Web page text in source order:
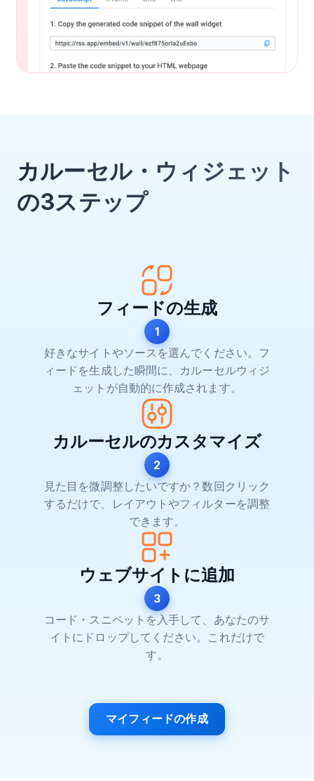
カルーセル・ウィジェット
の3ステップ
フィードの生成
1
好きなサイトやソースを選んでください。フ
ィードを生成した瞬間に、カルーセルウィジ
ェットが自動的に作成されます。
カルーセルのカスタマイズ
2
見た目を微調整したいですか？数回クリック
するだけで、レイアウトやフィルターを調整
できます。
ウェブサイトに追加
3
コード・スニペットを入手して、あなたのサ
イトにドロップしてください。これだけで
す。
マイフィードの作成